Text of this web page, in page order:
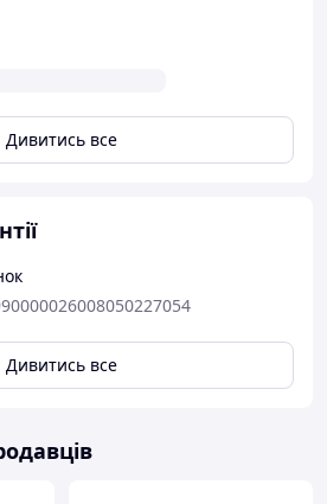
Дивитись все
Дивитись все